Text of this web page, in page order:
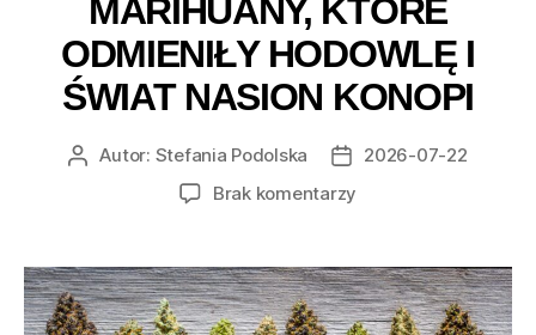
MARIHUANY, KTÓRE
ODMIENIŁY HODOWLĘ I
ŚWIAT NASION KONOPI
AutorAutor: Stefania Podolska
Data2026-07-22
Brak komentarzy
odmian
marihuany,
które